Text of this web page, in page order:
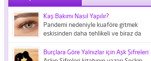
Kaş Bakımı Nasıl Yapılır?
Pandemi nedeniyle kuaföre gitmek
eskisinden daha tehlikeli ve biraz da
maliyetli bir iş haline geldi....
Burçlara Göre Yalnızlar için Aşk Şifreleri